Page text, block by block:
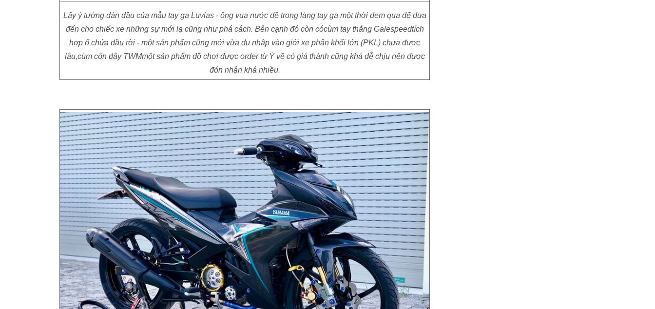
Lấy ý tưởng dàn đầu của mẫu tay ga Luvias - ông vua nước đề trong làng tay ga một thời đem qua để đưa
đến cho chiếc xe những sự mới lạ cũng như phá cách. Bên cạnh đó còn cócùm tay thắng Galespeedtích
hợp ổ chứa dầu rời - một sản phẩm cũng mới vừa du nhập vào giới xe phân khối lớn (PKL) chưa được
lâu,cùm côn dây TWMmột sản phẩm đồ chơi được order từ Ý về có giá thành cũng khá dễ chịu nên được
đón nhận khá nhiều.